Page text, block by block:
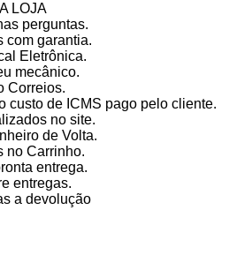
LOJA
perguntas.
com garantia.
Eletrônica.
mecânico.
Correios.
custo de ICMS pago pelo cliente.
no site.
de Volta.
no Carrinho.
entrega.
entregas.
a devolução